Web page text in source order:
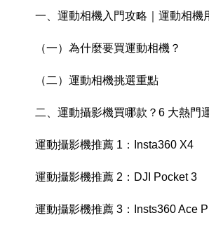
一、運動相機入門攻略｜運動相機
（一）為什麼要買運動相機？
（二）運動相機挑選重點
二、運動攝影機買哪款？6 大熱門
運動攝影機推薦 1：Insta360 X4
運動攝影機推薦 2：DJI Pocket 3
運動攝影機推薦 3：Insts360 Ace